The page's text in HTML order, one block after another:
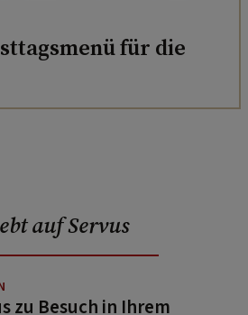
für die
auf Servus
zu Besuch in Ihrem